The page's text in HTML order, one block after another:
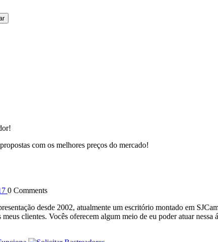
com os melhores preços do mercado!
0 Comments
desde 2002, atualmente um escritório montado em
meus clientes. Vocês oferecem algum meio de eu poder atuar